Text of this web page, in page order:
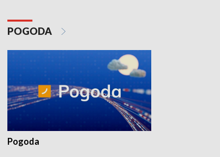
POGODA
Pogoda